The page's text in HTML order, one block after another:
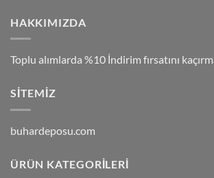
HAKKIMIZDA
Toplu alımlarda %10 İndirim fırsatını
SITEMIZ
buhardeposu.com
ÜRÜN KATEGORILERI